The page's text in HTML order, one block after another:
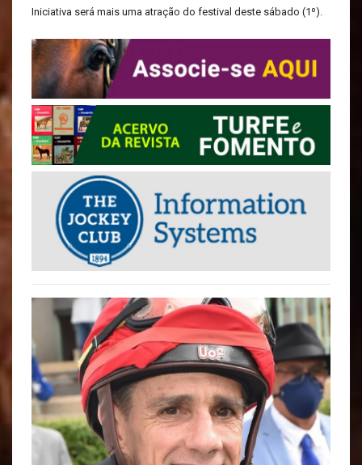
Iniciativa será mais uma atração do festival deste sábado (1º).